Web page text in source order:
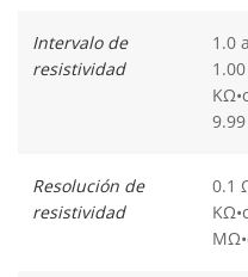
Intervalo de
resistividad
1.0
Resolución de
resistividad
0.1